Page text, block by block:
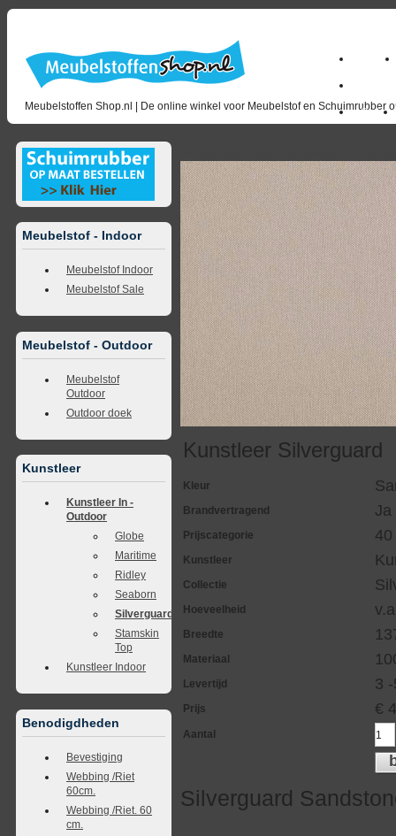
Meubelstoffen Shop.nl | De online winkel voor Meubelstof en Schuimrubber
Home
Outlet
Meubelstof - Indoor
Meubelstof Indoor
Meubelstof Sale
Meubelstof - Outdoor
Meubelstof
Outdoor
Outdoor doek
Kunstleer
Kunstleer In -
Outdoor
Globe
Maritime
Ridley
Seaborn
Silverguard
Stamskin
Top
Kunstleer Indoor
Benodigdheden
Bevestiging
Webbing /Riet
60cm.
Webbing /Riet. 60
cm.
Kunstleer Silverguard
Kleur
Brandvertragend Ja
Prijscategorie
Kunstleer
Collectie
Hoeveelheid
Breedte
Materiaal
Levertijd 3
Prijs €
Aantal
Silverguard